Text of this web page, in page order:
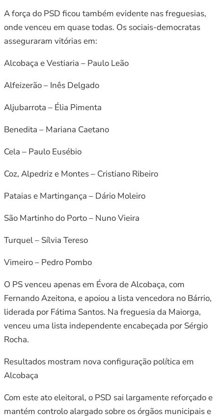
A força do PSD ficou também evidente nas freguesias,
onde venceu em quase todas. Os sociais-democratas
asseguraram vitórias em:
Alcobaça e Vestiaria – Paulo Leão
Alfeizerão – Inês Delgado
Aljubarrota – Élia Pimenta
Benedita – Mariana Caetano
Cela – Paulo Eusébio
Coz, Alpedriz e Montes – Cristiano Ribeiro
Pataias e Martingança – Dário Moleiro
São Martinho do Porto – Nuno Vieira
Turquel – Sílvia Tereso
Vimeiro – Pedro Pombo
O PS venceu apenas em Évora de Alcobaça, com
Fernando Azeitona, e apoiou a lista vencedora no Bárrio,
liderada por Fátima Santos. Na freguesia da Maiorga,
venceu uma lista independente encabeçada por Sérgio
Rocha.
Resultados mostram nova configuração política em
Alcobaça
Com este ato eleitoral, o PSD sai largamente reforçado e
mantém controlo alargado sobre os órgãos municipais e